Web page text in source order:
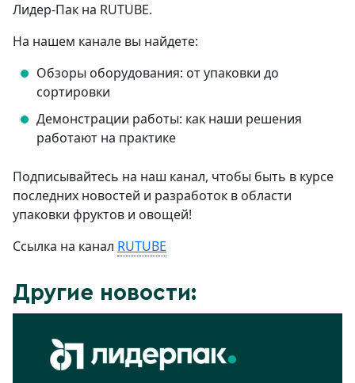
Лидер-Пак на RUTUBE.
На нашем канале вы найдете:
Обзоры оборудования: от упаковки до
сортировки
Демонстрации работы: как наши решения
работают на практике
Подписывайтесь на наш канал, чтобы быть в курсе
последних новостей и разработок в области
упаковки фруктов и овощей!
Ссылка на канал RUTUBE
Другие новости: